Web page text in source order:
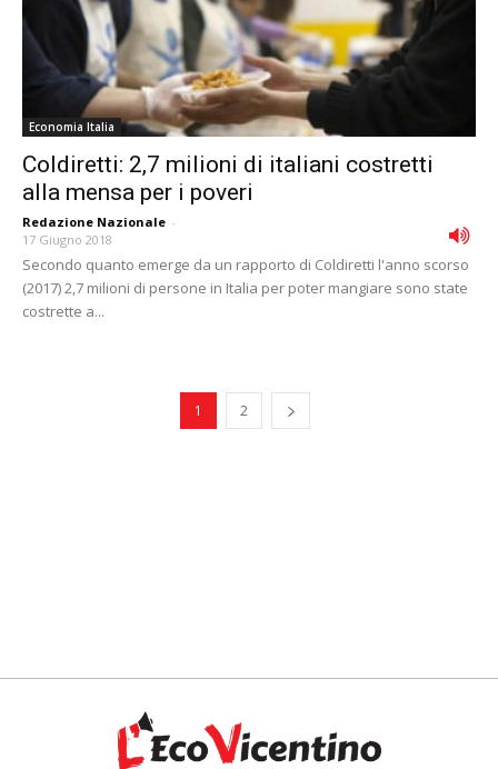
Economia Italia
Coldiretti: 2,7 milioni di italiani costretti
alla mensa per i poveri
Redazione Nazionale -
17 Giugno 2018
Secondo quanto emerge da un rapporto di Coldiretti l'anno scorso
(2017) 2,7 milioni di persone in Italia per poter mangiare sono state
costrette a...
1 2